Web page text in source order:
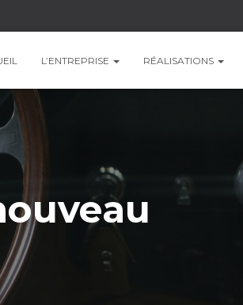
L’ENTREPRISE RÉALISATIONS